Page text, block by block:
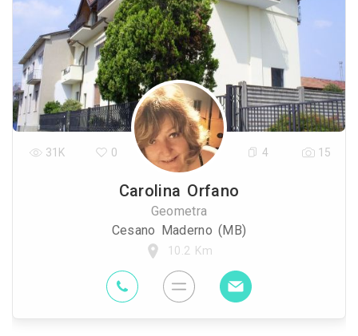
Carolina Orfano
Geometra
Cesano Maderno (MB)
10.2 Km
31K 0 4 15